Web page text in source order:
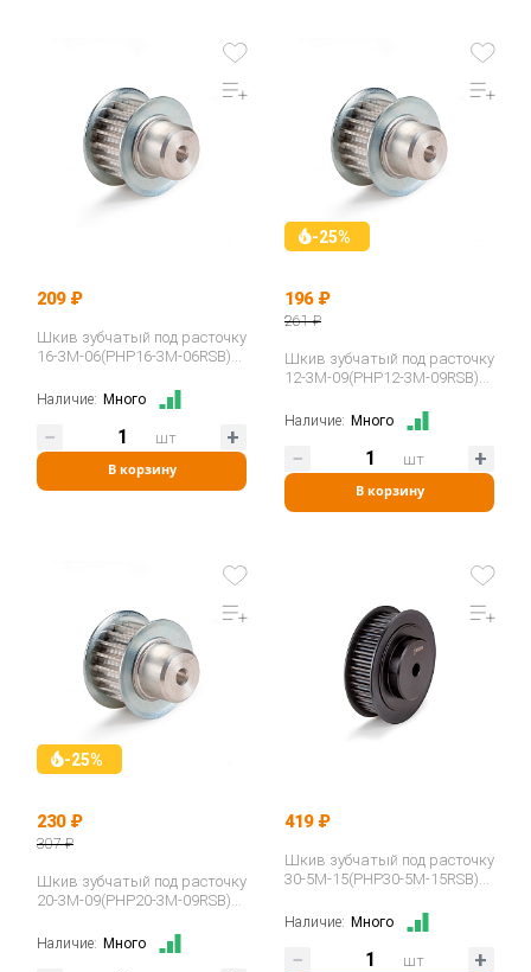
209 ₽
Шкив зубчатый под расточку
16-3M-06(PHP16-3M-06RSB)
Наличие: Много
В корзину
шт
-25%
196 ₽
261 ₽
Шкив зубчатый под расточку
12-3M-09(PHP12-3M-09RSB)
Наличие: Много
В корзину
шт
-25%
230 ₽
307 ₽
Шкив зубчатый под расточку
20-3M-09(PHP20-3M-09RSB)
Наличие: Много
419 ₽
Шкив зубчатый под расточку
30-5M-15(PHP30-5M-15RSB)
Наличие: Много
шт